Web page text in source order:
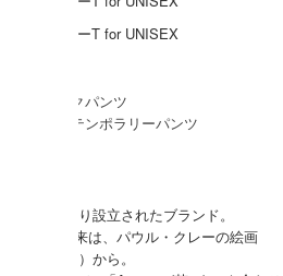
コ）により設立されたブランド。
ド名の由来は、パウル・クレーの絵画
く苦い島）から。